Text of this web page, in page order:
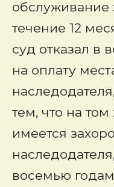
обслуживание
течение 12
суд отказал в
на оплату
тем, что на
имеется
восемью